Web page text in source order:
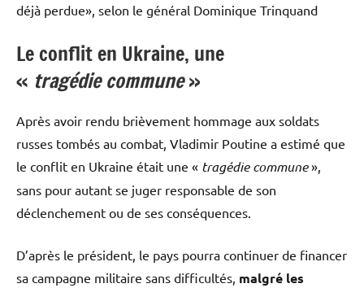
déjà perdue», selon le général Dominique Trinquand
Le conflit en Ukraine, une
« tragédie commune»
Après avoir rendu brièvement hommage aux soldats
russes tombés au combat, Vladimir Poutine a estimé que
le conflit en Ukraine était une « tragédie commune»,
sans pour autant se juger responsable de son
déclenchement ou de ses conséquences.
D’après le président, le pays pourra continuer de financer
sa campagne militaire sans difficultés, malgré les